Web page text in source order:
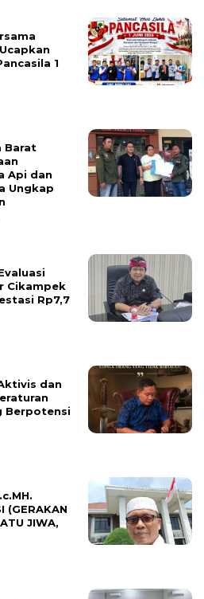
1
Barat
Api dan
Ungkap
Cikampek
Rp7,7
dan
Berpotensi
(GERAKAN
JIWA,